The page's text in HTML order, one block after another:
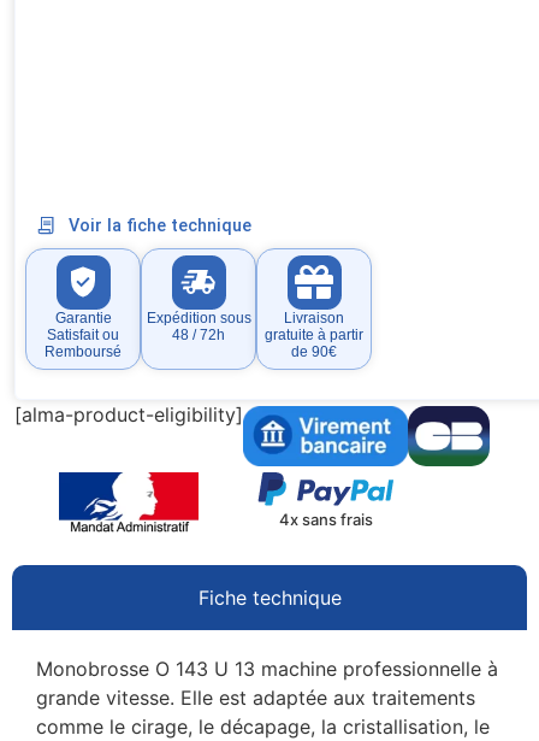
Voir la fiche technique
Garantie
Satisfait ou
Remboursé
Expédition sous
48 / 72h
Livraison
gratuite à partir
de 90€
[alma-product-eligibility]
4x sans frais
Fiche technique
Monobrosse O 143 U 13 machine professionnelle à
grande vitesse. Elle est adaptée aux traitements
comme le cirage, le décapage, la cristallisation, le